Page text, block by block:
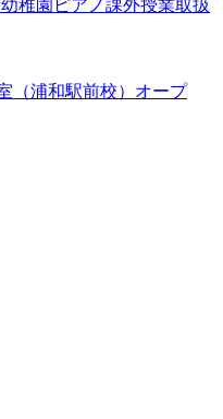
稚園ピアノ課外授業取扱
（浦和駅前校）オープ